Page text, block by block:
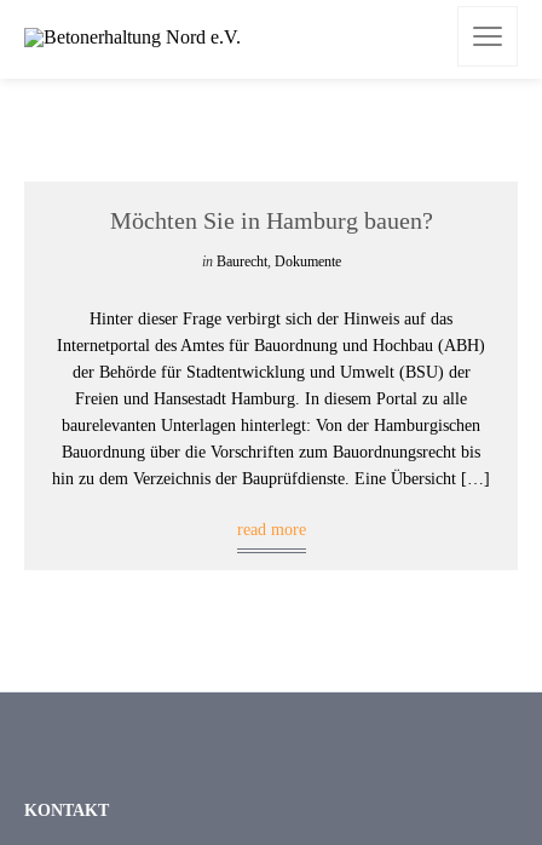
Möchten Sie in Hamburg bauen?
in Baurecht, Dokumente
Hinter dieser Frage verbirgt sich der Hinweis auf das
Internetportal des Amtes für Bauordnung und Hochbau (ABH)
der Behörde für Stadtentwicklung und Umwelt (BSU) der
Freien und Hansestadt Hamburg. In diesem Portal zu alle
baurelevanten Unterlagen hinterlegt: Von der Hamburgischen
Bauordnung über die Vorschriften zum Bauordnungsrecht bis
hin zu dem Verzeichnis der Bauprüfdienste. Eine Übersicht […]
read more
KONTAKT